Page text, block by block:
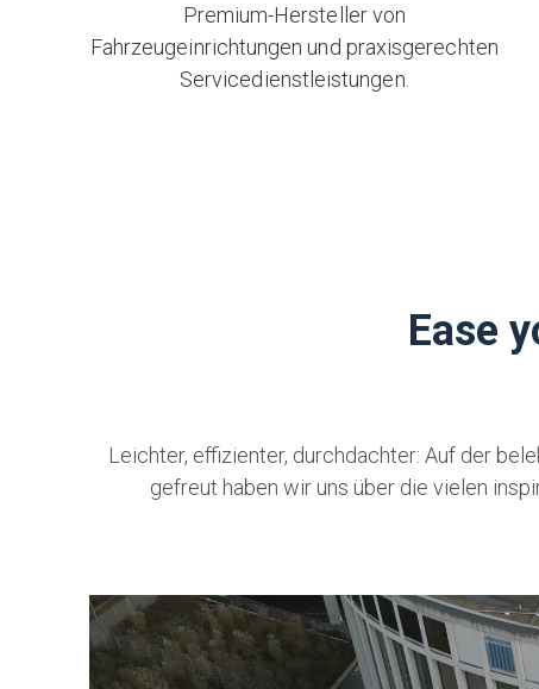
Premium-Hersteller von
Fahrzeugeinrichtungen und praxisgerechten
Servicedienstleistungen.
Ease
Leichter, effizienter, durchdachter: Auf der
gefreut haben wir uns über die vielen